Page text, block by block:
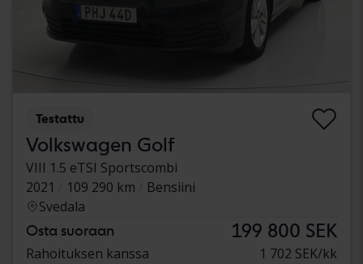
Testattu
Volkswagen Golf
VIII 1.5 eTSI Sportscombi
2021
109 290 km
Bensiini
Svedala
Osta suoraan 199 800 SEK
Rahoituksen kanssa 1 702 SEK/kk